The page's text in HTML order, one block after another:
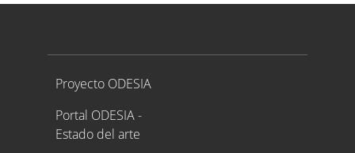
Proyecto ODESIA
Proyecto ODESIA
Portal ODESIA -
Estado del arte